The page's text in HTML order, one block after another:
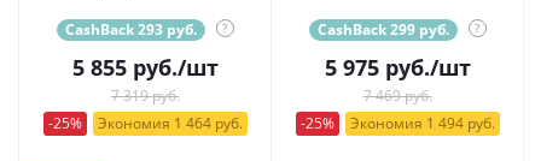
CashBack 293 руб. ?
5 855руб./шт
7 319 руб.
-25%
Экономия 1 464 руб.
CashBack 299 руб. ?
5 975руб./шт
7 469 руб.
-25%
Экономия 1 494 руб.